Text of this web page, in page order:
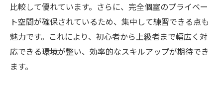
比較して優れています。さらに、完全個室のプライベー
ト空間が確保されているため、集中して練習できる点も
魅力です。これにより、初心者から上級者まで幅広く対
応できる環境が整い、効率的なスキルアップが期待でき
ます。